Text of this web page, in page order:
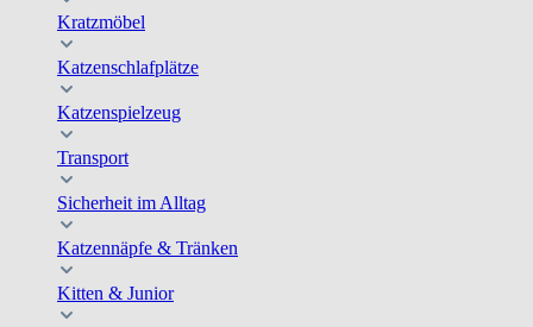
Kratzmöbel
Katzenschlafplätze
Katzenspielzeug
Transport
Sicherheit im Alltag
Katzennäpfe & Tränken
Kitten & Junior